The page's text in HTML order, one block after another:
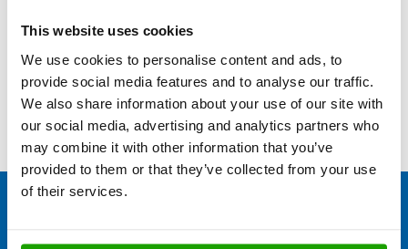
This website uses cookies
We use cookies to personalise content and ads, to
provide social media features and to analyse our traffic.
We also share information about your use of our site with
our social media, advertising and analytics partners who
may combine it with other information that you’ve
provided to them or that they’ve collected from your use
of their services.
1 Stück
Mit Bestellcode versehene Produkte, Gebinde
und/oder Farben sind in handelsüblichen Mengen ab
Lager verfügbar.